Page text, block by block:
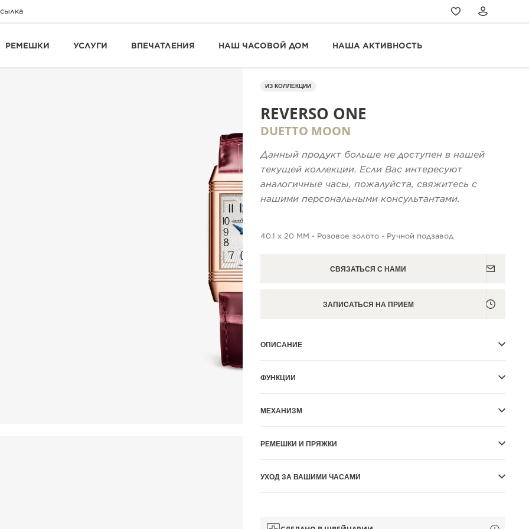
РЕМЕШКИ УСЛУГИ ВПЕЧАТЛЕНИЯ НАШ ЧАСОВОЙ ДОМ НАША АКТИВНОСТЬ
ИЗ КОЛЛЕКЦИИ
REVERSO ONE
DUETTO MOON
Данный продукт больше не доступен в нашей
текущей коллекции. Если Вас интересуют
аналогичные часы, пожалуйста, свяжитесь с
нашими персональными консультантами.
40.1 x 20 MM - Розовое золото - Ручной подзавод
СВЯЗАТЬСЯ С НАМИ
ЗАПИСАТЬСЯ НА ПРИЕМ
ОПИСАНИЕ
ФУНКЦИИ
МЕХАНИЗМ
РЕМЕШКИ И ПРЯЖКИ
УХОД ЗА ВАШИМИ ЧАСАМИ